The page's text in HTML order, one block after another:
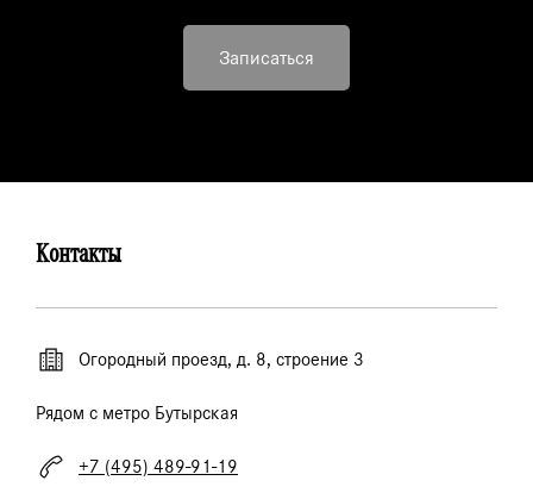
Записаться
Контакты
Огородный проезд, д. 8, строение 3
Рядом с метро Бутырская
+7 (495) 489-91-19